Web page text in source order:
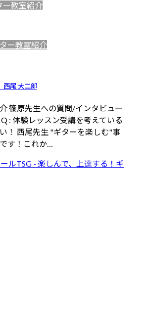
ー教室紹介
ー教室紹介
尾 大二郎
篠原先生への質問/インタビュー
: 体験レッスン受講を考えている
！ 西尾先生 "ギターを楽しむ"事
す！これか…
ルTSG - 楽しんで、上達する！ギ